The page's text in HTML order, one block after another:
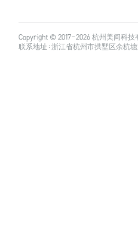
Copyright © 2017-2026杭州美间科技
联系地址：浙江省杭州市拱墅区余杭